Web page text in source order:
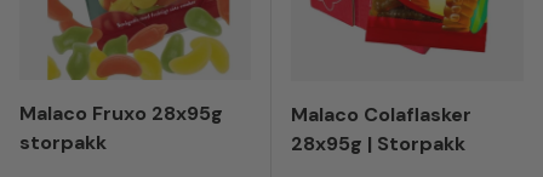
Malaco Fruxo 28x95g
storpakk
Malaco Colaflasker
28x95g | Storpakk